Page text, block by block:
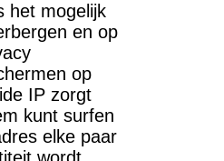
het mogelijk
en op
op
IP zorgt
kunt surfen
elke paar